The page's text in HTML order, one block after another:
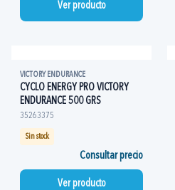
Ver producto
VICTORY ENDURANCE
CYCLO ENERGY PRO VICTORY
ENDURANCE 500 GRS
35263375
Sin stock
Consultar precio
Ver producto